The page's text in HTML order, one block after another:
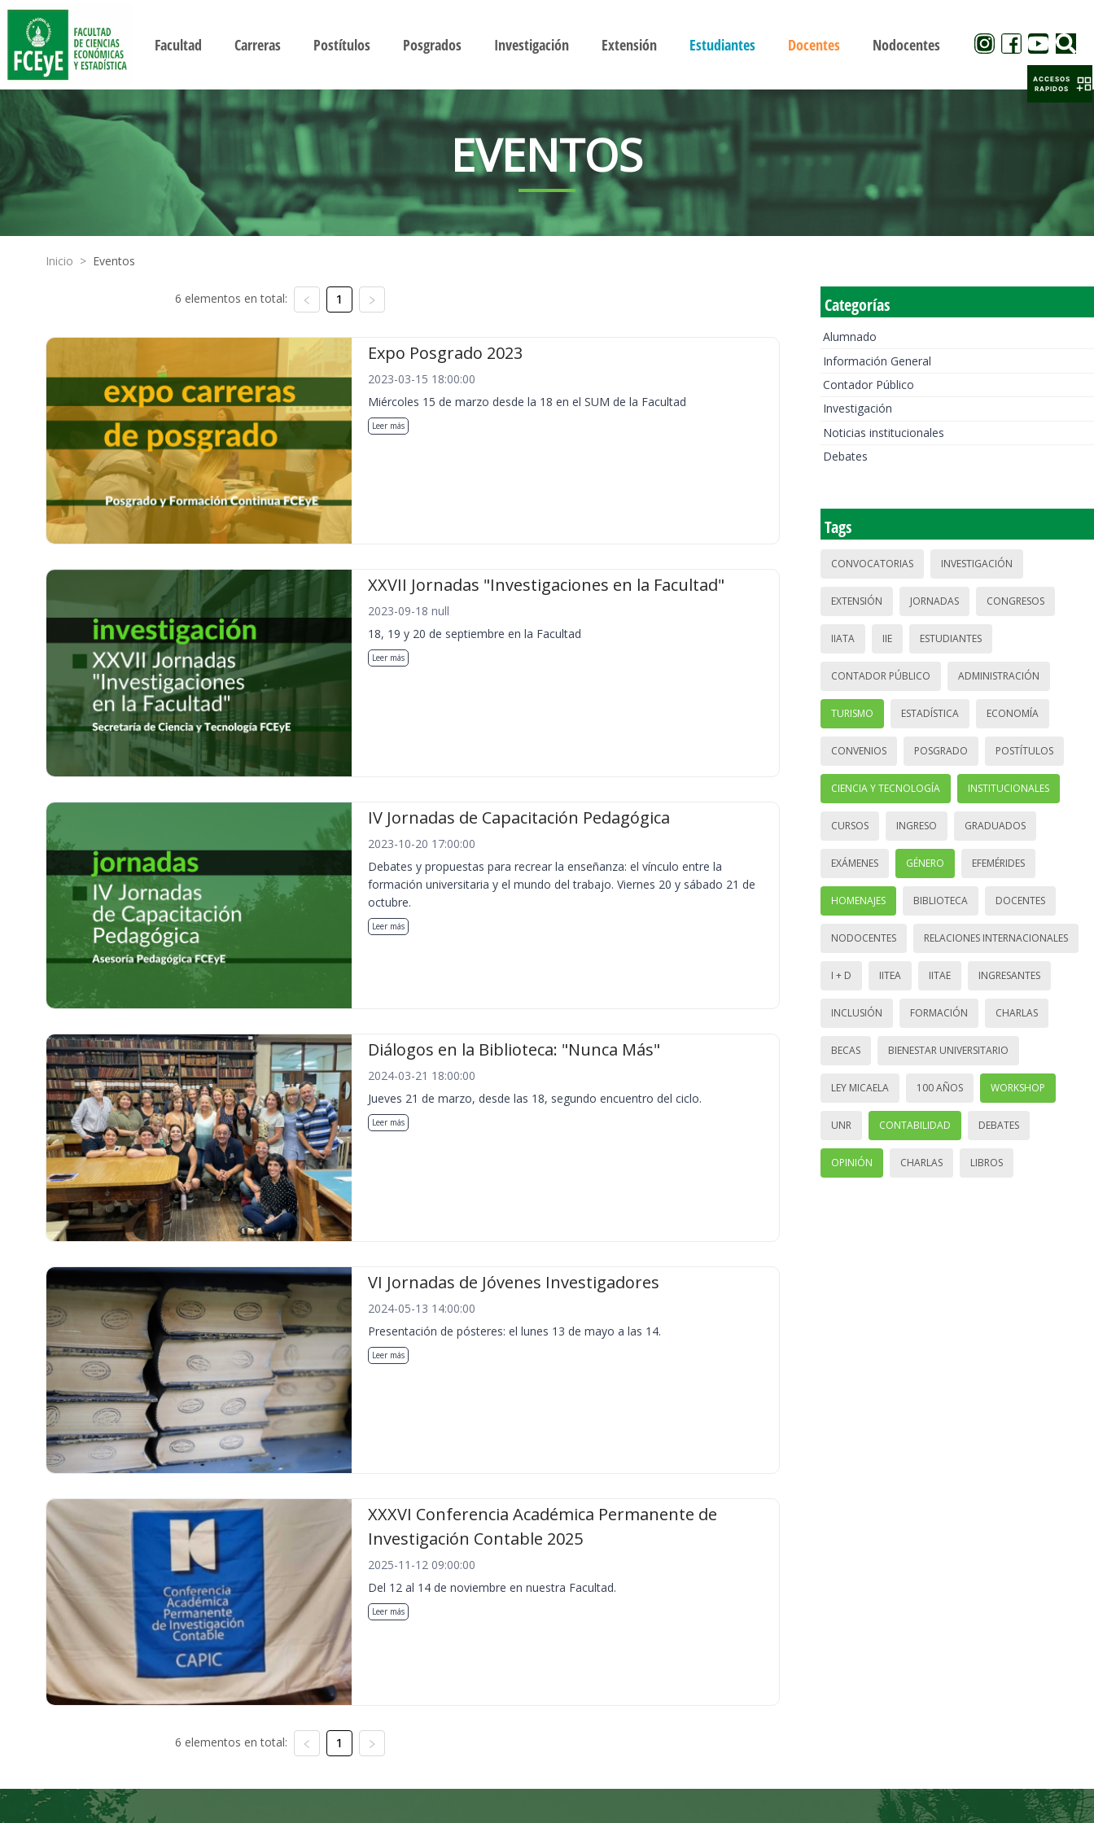
Facultad Carreras Postítulos Posgrados Investigación Extensión Estudiantes Docentes Nodocentes
EVENTOS
Inicio > Eventos
6 elementos en total: 1
Expo Posgrado 2023
2023-03-15 18:00:00
Miércoles 15 de marzo desde la 18 en el SUM de la Facultad
Leer más
XXVII Jornadas "Investigaciones en la Facultad"
2023-09-18 null
18, 19 y 20 de septiembre en la Facultad
Leer más
IV Jornadas de Capacitación Pedagógica
2023-10-20 17:00:00
Debates y propuestas para recrear la enseñanza: el vínculo entre la
formación universitaria y el mundo del trabajo. Viernes 20 y sábado 21 de
octubre.
Leer más
Diálogos en la Biblioteca: "Nunca Más"
2024-03-21 18:00:00
Jueves 21 de marzo, desde las 18, segundo encuentro del ciclo.
Leer más
VI Jornadas de Jóvenes Investigadores
2024-05-13 14:00:00
Presentación de pósteres: el lunes 13 de mayo a las 14.
Leer más
XXXVI Conferencia Académica Permanente de
Investigación Contable 2025
2025-11-12 09:00:00
Del 12 al 14 de noviembre en nuestra Facultad.
Leer más
6 elementos en total: 1
Categorías
Alumnado
Información General
Contador Público
Investigación
Noticias institucionales
Debates
Tags
CONVOCATORIAS INVESTIGACIÓN
EXTENSIÓN JORNADAS CONGRESOS
IIATA IIE ESTUDIANTES
CONTADOR PÚBLICO ADMINISTRACIÓN
TURISMO ESTADÍSTICA ECONOMÍA
CONVENIOS POSGRADO POSTÍTULOS
CIENCIA Y TECNOLOGÍA INSTITUCIONALES
CURSOS INGRESO GRADUADOS
EXÁMENES GÉNERO EFEMÉRIDES
HOMENAJES BIBLIOTECA DOCENTES
NODOCENTES RELACIONES INTERNACIONALES
I + D IITEA IITAE INGRESANTES
INCLUSIÓN FORMACIÓN CHARLAS
BECAS BIENESTAR UNIVERSITARIO
LEY MICAELA 100 AÑOS WORKSHOP
UNR CONTABILIDAD DEBATES
OPINIÓN CHARLAS LIBROS
ACCESOS
RAPIDOS